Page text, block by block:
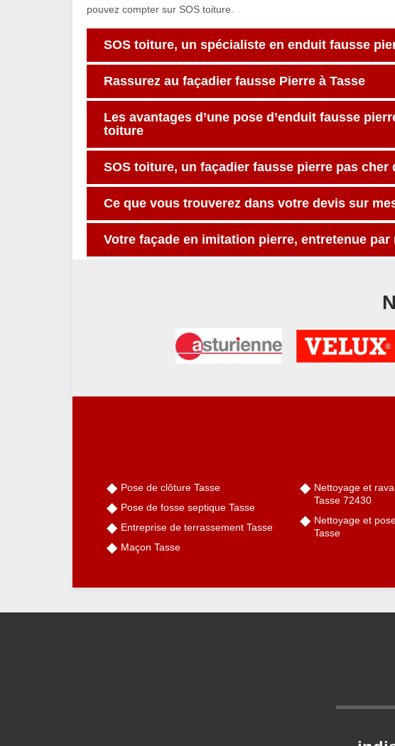
pouvez compter sur SOS toiture.
SOS toiture, un spécialiste en enduit fausse
Rassurez au façadier fausse Pierre à Tasse
Les avantages d’une pose d’enduit fausse
toiture
SOS toiture, un façadier fausse pierre pas cher
Ce que vous trouverez dans votre devis sur
Votre façade en imitation pierre, entretenue
Pose de clôture Tasse
Pose de fosse septique Tasse
Entreprise de terrassement Tasse
Maçon Tasse
Nettoyage et
Tasse 72430
Nettoyage et
Tasse